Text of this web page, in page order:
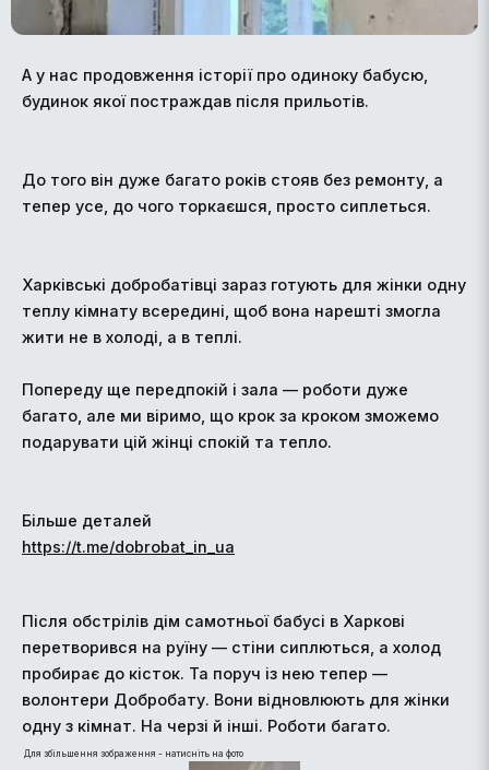
А у нас продовження історії про одиноку бабусю,
будинок якої постраждав після прильотів.
До того він дуже багато років стояв без ремонту, а
тепер усе, до чого торкаєшся, просто сиплеться.
Харківські добробатівці зараз готують для жінки одну
теплу кімнату всередині, щоб вона нарешті змогла
жити не в холоді, а в теплі.
Попереду ще передпокій і зала — роботи дуже
багато, але ми віримо, що крок за кроком зможемо
подарувати цій жінці спокій та тепло.
Більше деталей
https://t.me/dobrobat_in_ua
Після обстрілів дім самотньої бабусі в Харкові
перетворився на руїну — стіни сиплються, а холод
пробирає до кісток. Та поруч із нею тепер —
волонтери Добробату. Вони відновлюють для жінки
одну з кімнат. На черзі й інші. Роботи багато.
Для збільшення зображення - натисніть на фото